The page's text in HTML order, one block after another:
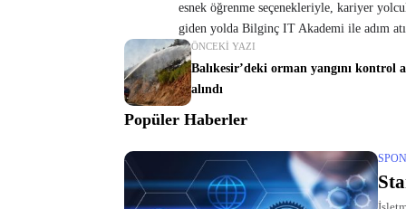
esnek öğrenme seçenekleriyle, kariyer
giden yolda Bilginç IT Akademi ile adım
ÖNCEKI YAZI
Balıkesir’deki orman yangını kontrol
alındı
Popüler Haberler